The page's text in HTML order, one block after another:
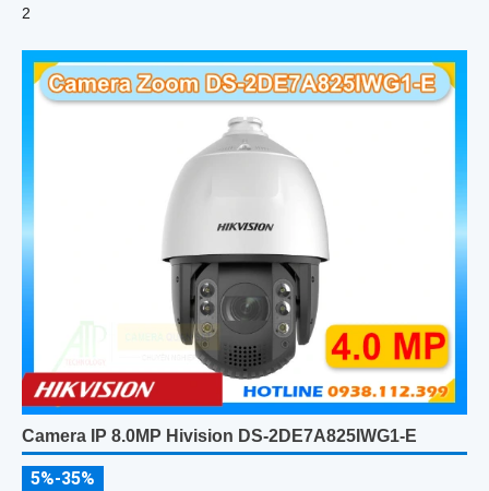
2
Camera IP 8.0MP Hivision DS-2DE7A825IWG1-E
5%-35%